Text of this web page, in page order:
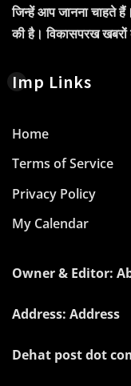
जिन्हें आप जानना चाहते
की है। विकासपरख
Imp Links
Home
Terms of Service
Privacy Policy
My Calendar
Owner & Editor:
Address: Address
Dehat post dot